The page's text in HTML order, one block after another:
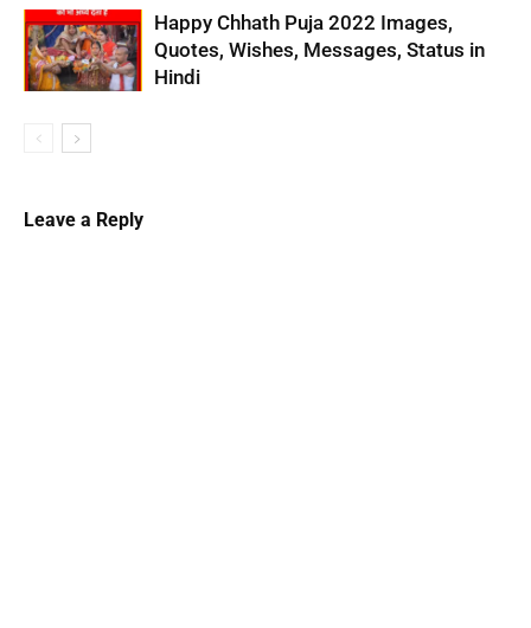
Happy Chhath Puja 2022 Images,
Quotes, Wishes, Messages, Status in
Hindi
Leave a Reply